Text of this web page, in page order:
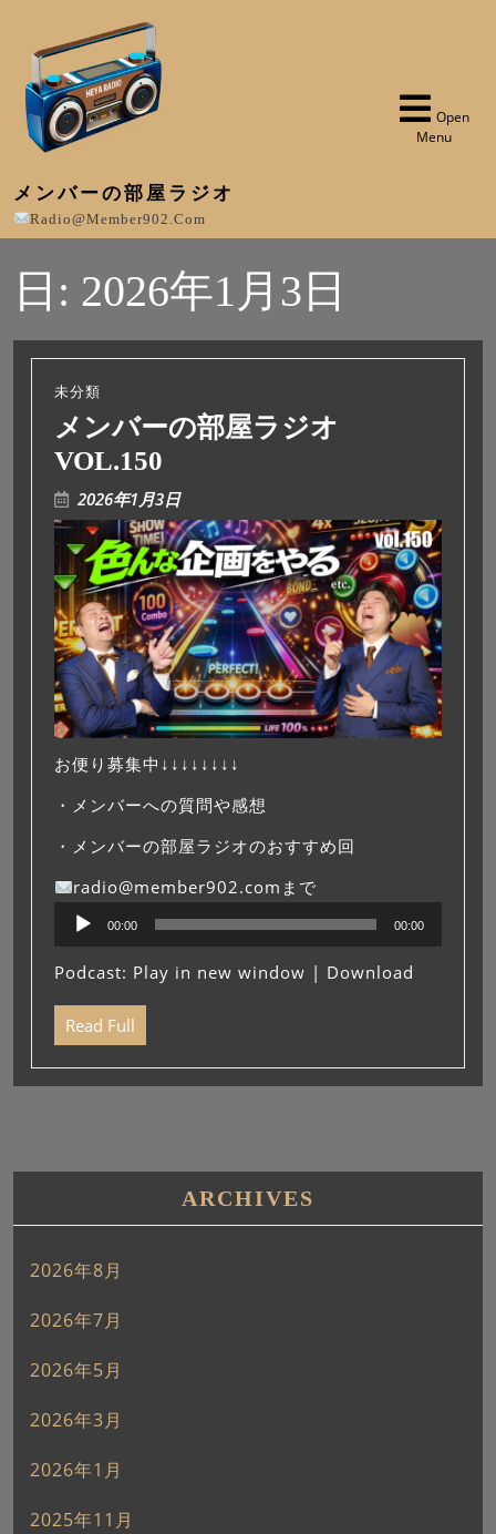
メンバーの部屋ラジオ
Radio@member902.com
Open
Menu
日: 2026年1月3日
未分類
メンバーの部屋ラジオ
VOL.150
2026年1月3日
お便り募集中↓↓↓↓↓↓↓↓
・メンバーへの質問や感想
・メンバーの部屋ラジオのおすすめ回
radio@member902.comまで
プ
ー
ヤ
00:00 00:00
Podcast: Play in new window | Download
Read Full
ARCHIVES
2026年8月
2026年7月
2026年5月
2026年3月
2026年1月
2025年11月